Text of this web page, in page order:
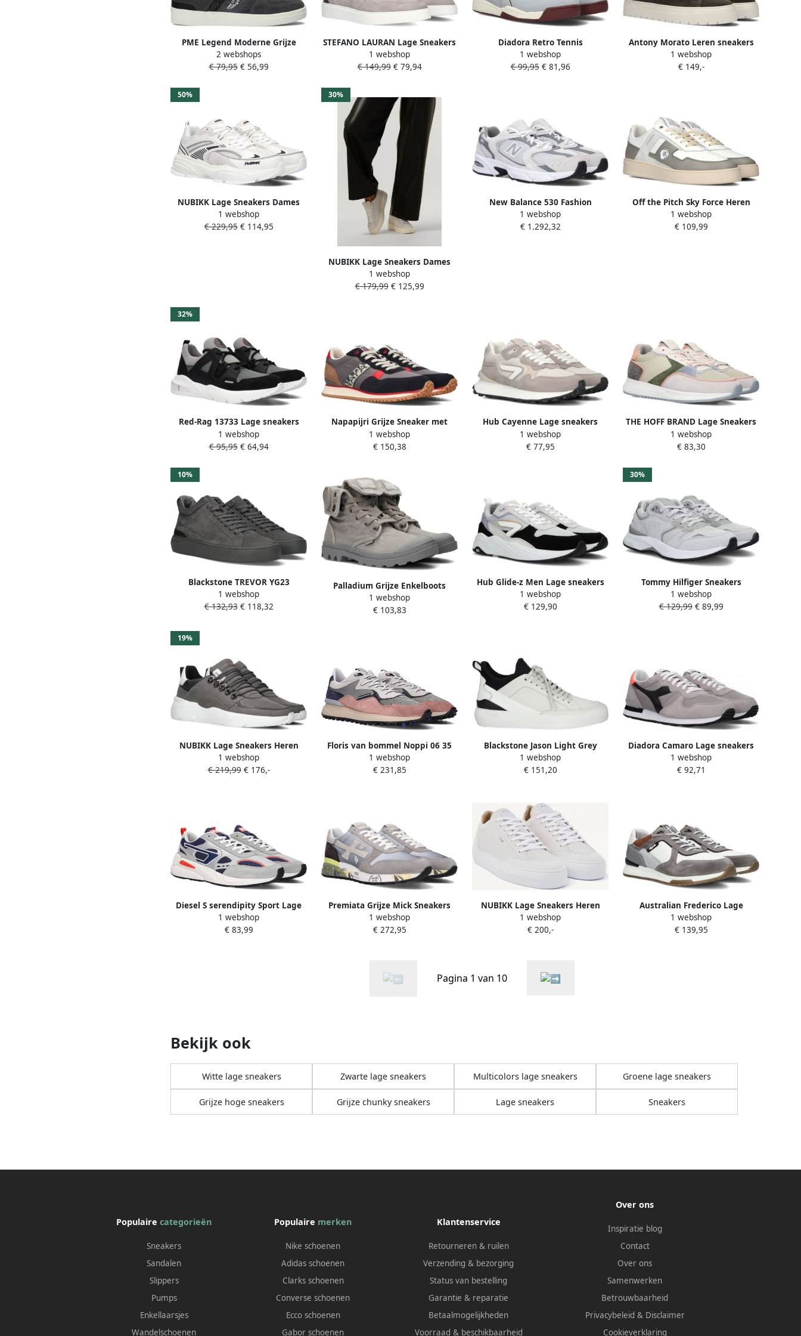
PME Legend Moderne Grijze
Skytank Sneakers Gray Heren
2 webshops
€ 79,95€ 56,99
STEFANO LAURAN Lage Sneakers
Heren Lj2502 Maat: 41 Materiaal:
Nubuck Kleur: Grijs
1 webshop
€ 149,99€ 79,94
Diadora Retro Tennis
Geïnspireerde Sport Sneaker
White Heren
1 webshop
€ 99,95€ 81,96
Antony Morato Leren sneakers
met labelapplicatie model
'METAL HENLEY'
1 webshop
€ 149,-
50%
NUBIKK Lage Sneakers Dames
Comet Runner Maat: 37
Materiaal: Suède Kleur: Grijs
1 webshop
€ 229,95€ 114,95
30%
NUBIKK Lage Sneakers Dames
Vince Tora Dames Maat: 41
Materiaal: Nubuck Kleur: Wit
1 webshop
€ 179,99€ 125,99
New Balance 530 Fashion
sneakers Schoenen grey matter
maat: 38 beschikbare
1 webshop
€ 1.292,32
Off the Pitch Sky Force Heren
Lage sneakers Leren Sneaker
Heren Grijs
1 webshop
€ 109,99
32%
Red-Rag 13733 Lage sneakers
Jongens Kids Grijs
1 webshop
€ 95,95€ 64,94
Napapijri Grijze Sneaker met
Contrasterende Details
Multicolor Heren
1 webshop
€ 150,38
Hub Cayenne Lage sneakers
Dames Grijs
1 webshop
€ 77,95
THE HOFF BRAND Lage Sneakers
Dames Pilsen Maat: 36 Materiaal:
Suède
1 webshop
€ 83,30
10%
Blackstone TREVOR YG23
Thunderstorm Sneaker (mid)
Heren Dark grey
1 webshop
€ 132,93€ 118,32
Palladium Grijze Enkelboots
Baggy
1 webshop
€ 103,83
Hub Glide-z Men Lage sneakers
Heren Grijs
1 webshop
€ 129,90
30%
Tommy Hilfiger Sneakers
MODERN PREP SNEAKER met
logo-opschriften
1 webshop
€ 129,99€ 89,99
19%
NUBIKK Lage Sneakers Heren
Roque Roman Heren Maat: 47
Materiaal: Nubuck Kleur: Grijs
1 webshop
€ 219,99€ 176,-
Floris van bommel Noppi 06 35
LightGrey G+ Wijdte Lage
sneakers
1 webshop
€ 231,85
Blackstone Jason Light Grey
Sneaker (mid) Man Light grey
1 webshop
€ 151,20
Diadora Camaro Lage sneakers
Heren Grijs
1 webshop
€ 92,71
Diesel S serendipity Sport Lage
sneakers Heren Grijs
1 webshop
€ 83,99
Premiata Grijze Mick Sneakers
met Gekleurde Details Multicolor
Heren
1 webshop
€ 272,95
NUBIKK Lage Sneakers Heren
Jagger Tora Maat: 44 Materiaal:
Nubuck Kleur: Grijs
1 webshop
€ 200,-
Australian Frederico Lage
sneakers Leren Sneaker Heren
Grijs
1 webshop
€ 139,95
Pagina 1 van 10
Bekijk ook
Witte lage sneakers Zwarte lage sneakers Multicolors lage sneakers Groene lage sneakers
Grijze hoge sneakers Grijze chunky sneakers Lage sneakers Sneakers
Populairecategorieën
Sneakers
Sandalen
Slippers
Pumps
Enkellaarsjes
Wandelschoenen
Populaire merken
Nike schoenen
Adidas schoenen
Clarks schoenen
Converse schoenen
Ecco schoenen
Gabor schoenen
Klantenservice
Retourneren & ruilen
Verzending & bezorging
Status van bestelling
Garantie & reparatie
Betaalmogelijkheden
Voorraad & beschikbaarheid
Over ons
Inspiratie blog
Contact
Over ons
Samenwerken
Betrouwbaarheid
Privacybeleid & Disclaimer
Cookieverklaring